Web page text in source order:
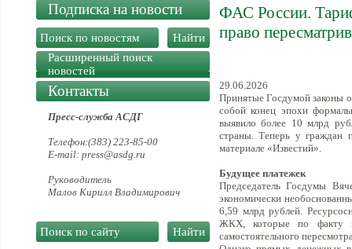
Подписка на новости
Расширенный поиск
новостей
Контакты
Пресс-служба АСДГ
Телефон:(383) 223-85-00
E-mail: press@asdg.ru
Руководитель
Малов Кирилл Владимирович
ФАС России.
право
29.06.2026
Принятые Госдумой законы
собой конец эпохи
выявило более 10 млрд
страны. Теперь у
материале «Известий».
Будущее платежек
Председатель Госдумы
экономически
6,59 млрд рублей.
ЖКХ, которые по факту не
самостоятельного